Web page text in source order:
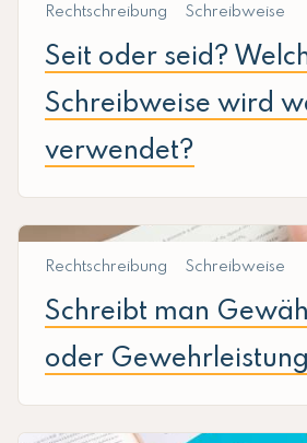
Rechtschreibung Schreibweise
Seit oder seid?
Schreibweise wird
verwendet?
Rechtschreibung Schreibweise
Schreibt man
oder